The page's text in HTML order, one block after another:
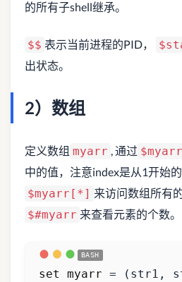
的所有子shell继承。
$$ 表示当前进程的PID，
出状态。
2）数组
定义数组 myarr , 通过
中的值，注意index是从1开始
$myarr[*] 来访问数组所有
$#myarr 来查看元素的个数。
set myarr = ( str1,